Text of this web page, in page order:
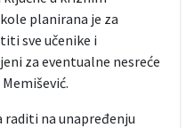
planirana je za
sve učenike i
za eventualne nesreće
raditi na unapređenju